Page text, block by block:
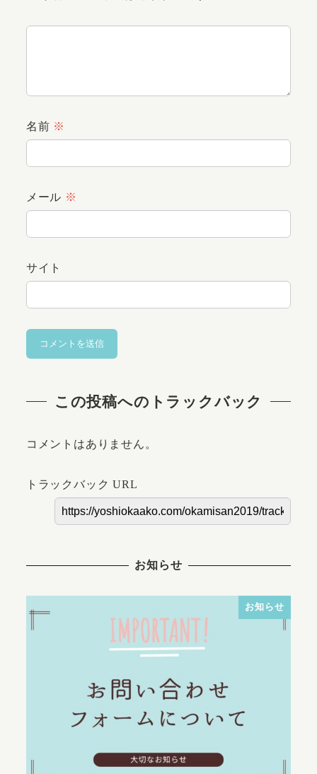
名前 ※
メール ※
サイト
この投稿へのトラックバック
コメントはありません。
トラックバック URL
お知らせ
お知らせ